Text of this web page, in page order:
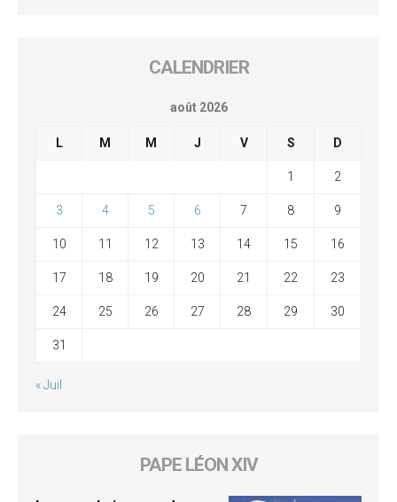
CALENDRIER
août 2026
L M M J V S D
1 2
3 4 5 6 7 8 9
10 11 12 13 14 15 16
17 18 19 20 21 22 23
24 25 26 27 28 29 30
31
« Juil
PAPE LÉON XIV